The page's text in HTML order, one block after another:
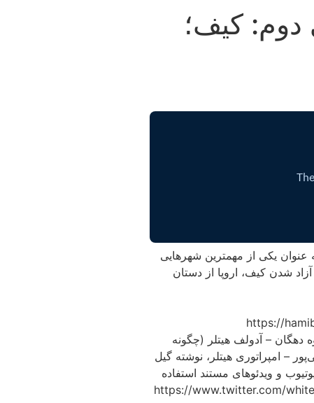
دوم: کیف؛
یکی از مهمترین شهر‌هایی
شدن کیف، اروپا از دستان
دهگان – آدولف هیتلر (چگونه
– امپراتوری هیتلر، نوشته گیل
و ویدئوهای مستند استفاده